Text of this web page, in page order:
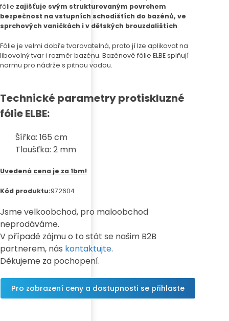
fólie zajišťuje svým strukturovaným povrchem
bezpečnost na vstupních schodištích do bazénů, ve
sprchových vaničkách i v dětských brouzdalištích.
Fólie je velmi dobře tvarovatelná, proto jí lze aplikovat na
libovolný tvar i rozměr bazénu. Bazénové fólie ELBE splňují
normu pro nádrže s pitnou vodou.
Technické parametry protiskluzné
fólie ELBE:
Šířka: 165 cm
Tloušťka: 2 mm
Uvedená cena je za 1bm!
Kód produktu:972604
Jsme velkoobchod, pro maloobchod
neprodáváme.
V případě zájmu o to stát se našim B2B
partnerem, nás kontaktujte.
Děkujeme za pochopení.
Pro zobrazení ceny a dostupnosti se přihlaste